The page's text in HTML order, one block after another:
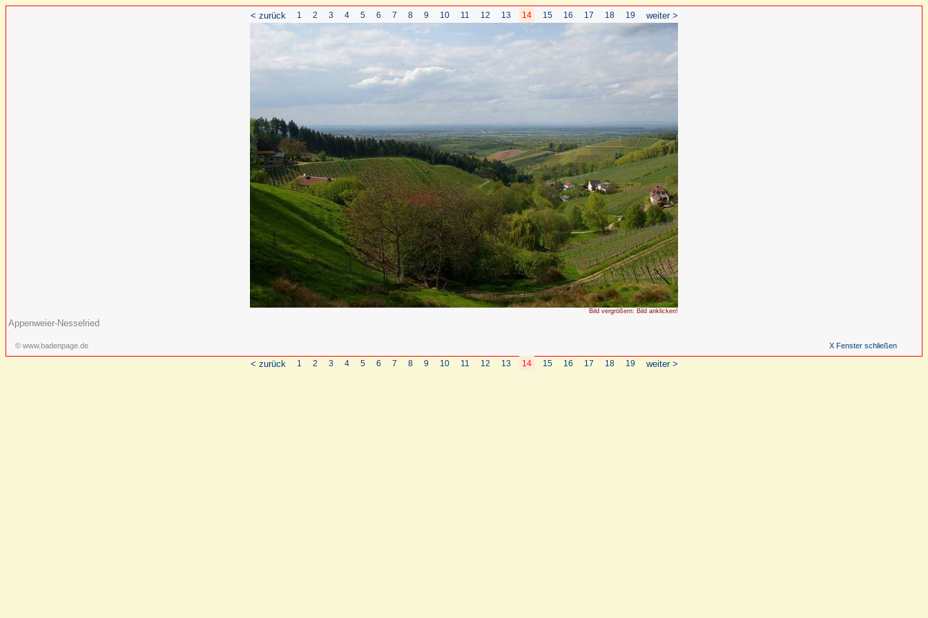
< zurück 1 2 3 4 5 6 7 8 9 10 11 12 13 14 15 16 17 18 19 weiter >
Bild vergrößern: Bild anklicken!
Appenweier-Nesselried
© www.badenpage.de X Fenster schließen
< zurück 1 2 3 4 5 6 7 8 9 10 11 12 13 14 15 16 17 18 19 weiter >